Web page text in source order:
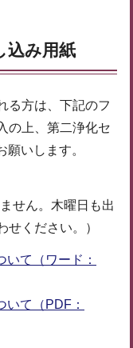
込み用紙
る方は、下記のフ
の上、第二浄化セ
いします。
せん。木曜日も出
ください。）
て（ワード：
いて（PDF：